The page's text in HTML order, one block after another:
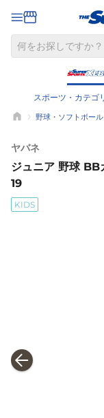
スポーツ・カテゴ
野球・ソフトボール
ヤバネ
ジュニア 野球
19
KIDS